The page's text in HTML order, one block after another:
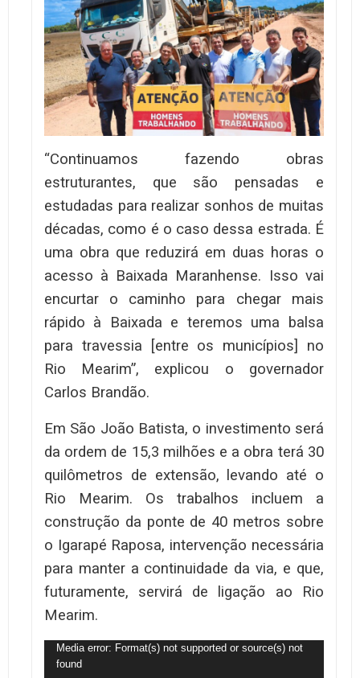
“Continuamos fazendo obras
estruturantes, que são pensadas e
estudadas para realizar sonhos de muitas
décadas, como é o caso dessa estrada. É
uma obra que reduzirá em duas horas o
acesso à Baixada Maranhense. Isso vai
encurtar o caminho para chegar mais
rápido à Baixada e teremos uma balsa
para travessia [entre os municípios] no
Rio Mearim”, explicou o governador
Carlos Brandão.
Em São João Batista, o investimento será
da ordem de 15,3 milhões e a obra terá 30
quilômetros de extensão, levando até o
Rio Mearim. Os trabalhos incluem a
construção da ponte de 40 metros sobre
o Igarapé Raposa, intervenção necessária
para manter a continuidade da via, e que,
futuramente, servirá de ligação ao Rio
Mearim.
Tocador
de
Media error: Format(s) not supported or source(s) not
found